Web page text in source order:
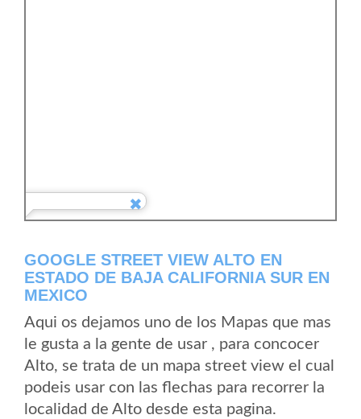
GOOGLE STREET VIEW ALTO EN
ESTADO DE BAJA CALIFORNIA SUR EN
MEXICO
Aqui os dejamos uno de los Mapas que mas
le gusta a la gente de usar , para concocer
Alto, se trata de un mapa street view el cual
podeis usar con las flechas para recorrer la
localidad de Alto desde esta pagina.